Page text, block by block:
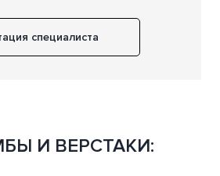
специалиста
И ВЕРСТАКИ: